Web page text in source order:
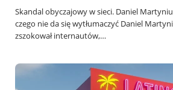
Skandal obyczajowy w sieci. Daniel
czego nie da się wytłumaczyć Daniel
zszokował internautów,…